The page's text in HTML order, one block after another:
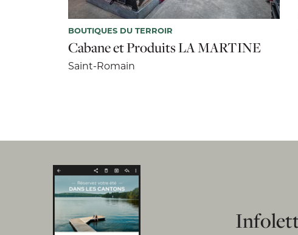
BOUTIQUES DU TERROIR
Cabane et Produits LA MARTINE
Saint-Romain